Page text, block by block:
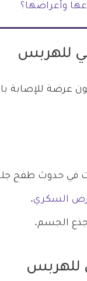
وأعراضها؟
للهربس
عرضة للإصابة
في حدوث طفح
السكري.
جذع الجسم.
للهربس